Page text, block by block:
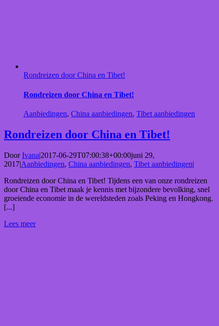
Rondreizen door China en Tibet!
Rondreizen door China en Tibet!
Aanbiedingen, China aanbiedingen, Tibet aanbiedingen
Rondreizen door China en Tibet!
DoorIvana|2017-06-29T07:00:38+00:00juni 29,
2017|Aanbiedingen, China aanbiedingen, Tibet aanbiedingen|
Rondreizen door China en Tibet! Tijdens een van onze rondreizen
door China en Tibet maak je kennis met bijzondere bevolking, snel
groeiende economie in de wereldsteden zoals Peking en Hongkong.
[...]
Lees meer